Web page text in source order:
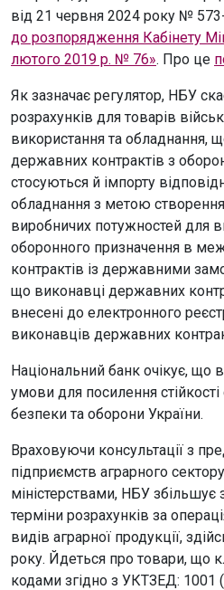
від 21 червня 2024 року №
до розпорядження Кабінету
лютого 2019 р. № 76». Про це
Як зазначає регулятор, НБУ
розрахунків для товарів
використання та обладнання,
державних контрактів з
стосуються й імпорту
обладнання з метою
виробничих потужностей для
оборонного призначення в
контрактів із державними
що виконавці державних
внесені до електронного
виконавців державних
Національний банк очікує, що
умови для посилення
безпеки та оборони України.
Враховуючи консультації з
підприємств аграрного
міністерствами, НБУ збільшує
терміни розрахунків за
видів аграрної продукції,
року. Йдеться про товари, що
кодами згідно з УКТЗЕД: